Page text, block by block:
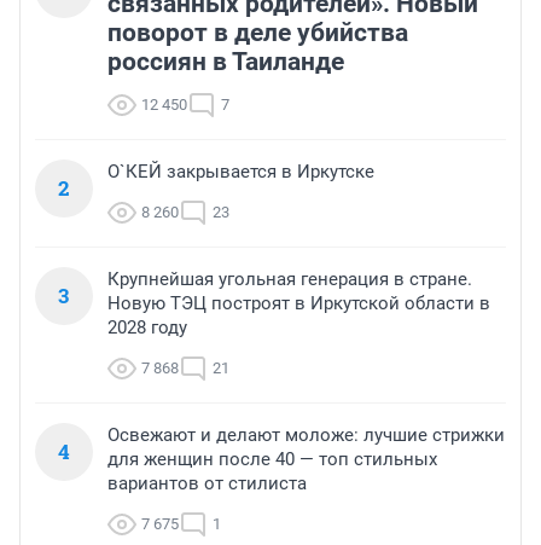
поворот в деле убийства
россиян в Таиланде
12 450 7
2
О`КЕЙ закрывается в Иркутске
8 260 23
3
Крупнейшая угольная генерация в стране.
Новую ТЭЦ построят в Иркутской области в
2028 году
7 868 21
4
Освежают и делают моложе: лучшие стрижки
для женщин после 40 — топ стильных
вариантов от стилиста
7 675 1